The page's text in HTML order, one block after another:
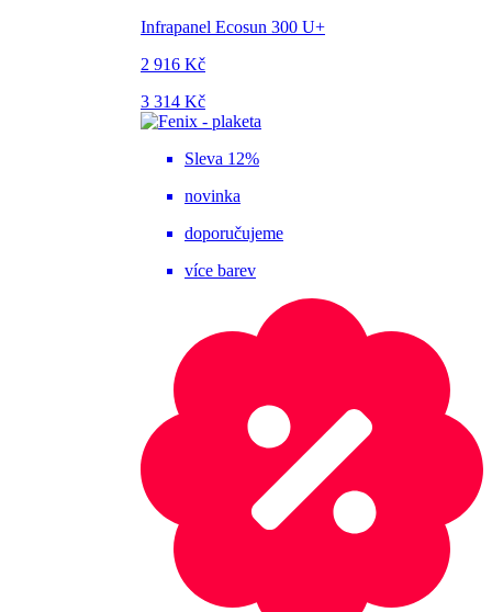
Infrapanel Ecosun 300 U+
2 916 Kč
3 314 Kč
Sleva 12%
novinka
doporučujeme
více barev